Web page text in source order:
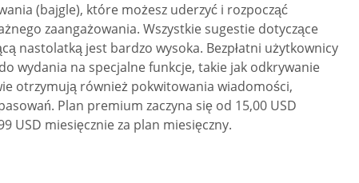
(bajgle), które możesz uderzyć i rozpocząć
zaangażowania. Wszystkie sugestie dotyczące
nastolatką jest bardzo wysoka. Bezpłatni użytkownicy
wydania na specjalne funkcje, takie jak odkrywanie
otrzymują również pokwitowania wiadomości,
Plan premium zaczyna się od 15,00 USD
USD miesięcznie za plan miesięczny.